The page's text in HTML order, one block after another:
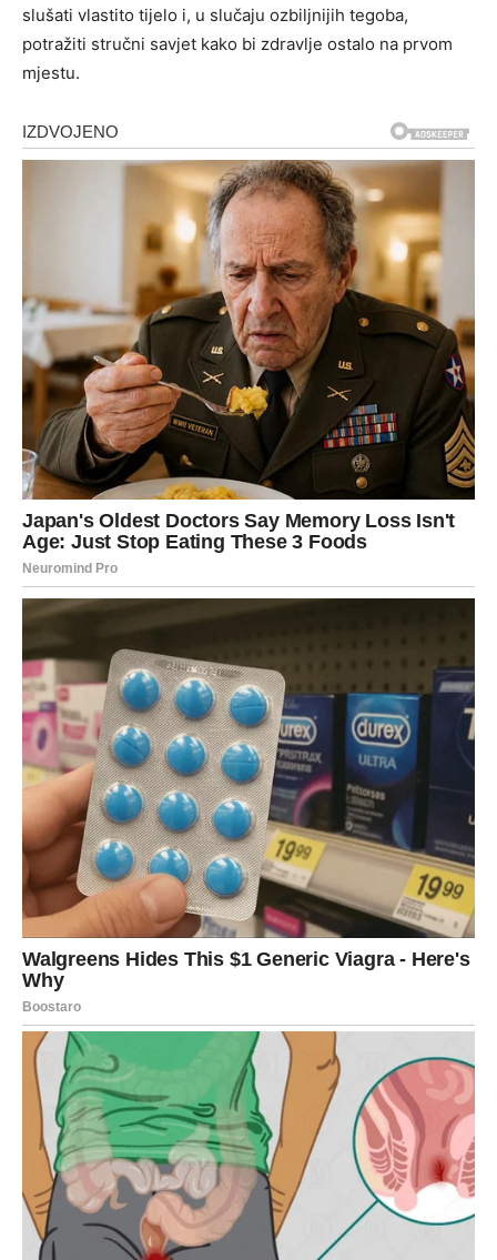
slušati vlastito tijelo i, u slučaju ozbiljnijih tegoba,
potražiti stručni savjet kako bi zdravlje ostalo na prvom
mjestu.